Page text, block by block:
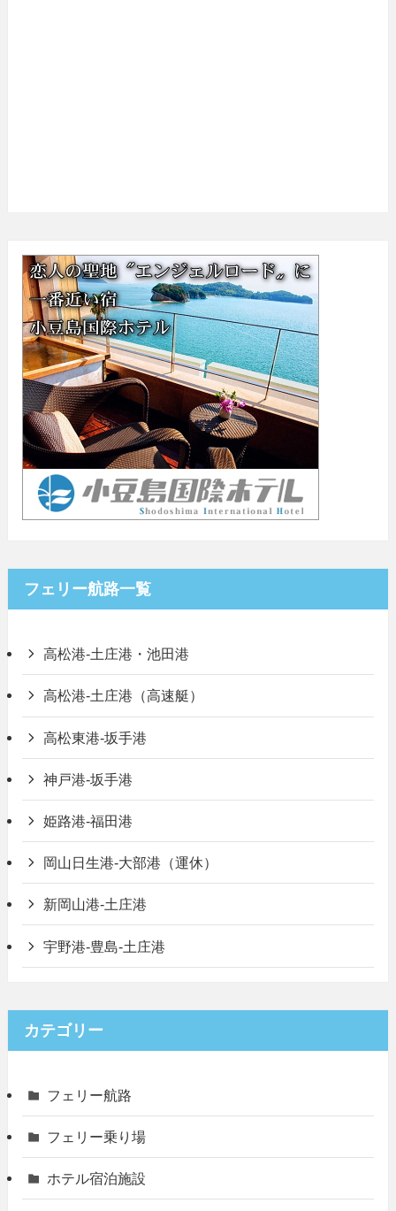
フェリー航路一覧
高松港-土庄港・池田港
高松港-土庄港（高速艇）
高松東港-坂手港
神戸港-坂手港
姫路港-福田港
岡山日生港-大部港（運休）
新岡山港-土庄港
宇野港-豊島-土庄港
カテゴリー
フェリー航路
フェリー乗り場
ホテル宿泊施設